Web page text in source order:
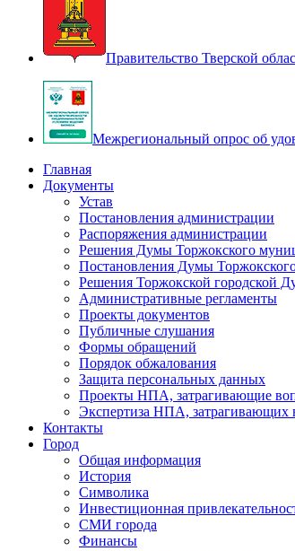
Правительство Тверской
Межрегиональный опрос об
Главная
Документы
Устав
Постановления администрации
Распоряжения администрации
Решения Думы Торжокского
Постановления Думы
Решения Торжокской городской
Административные регламенты
Проекты документов
Публичные слушания
Формы обращений
Порядок обжалования
Защита персональных данных
Проекты НПА, затрагивающие
Экспертиза НПА, затрагивающих
Контакты
Город
Общая информация
История
Символика
Инвестиционная
СМИ города
Финансы